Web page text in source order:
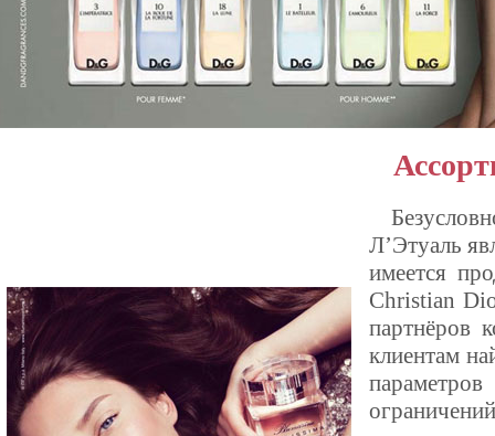
Л’Этуаль
имеется
Сhristian
партнёров
клиентам